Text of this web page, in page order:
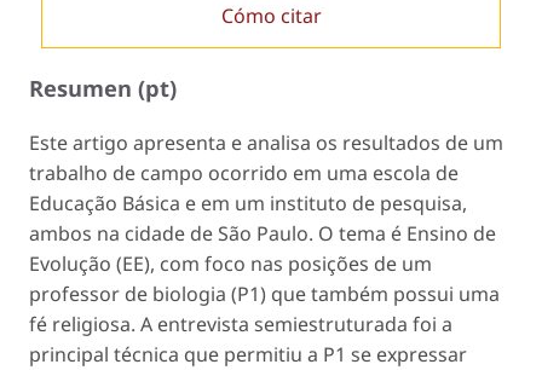
Cómo citar
Resumen (pt)
Este artigo apresenta e analisa os resultados de um
trabalho de campo ocorrido em uma escola de
Educação Básica e em um instituto de pesquisa,
ambos na cidade de São Paulo. O tema é Ensino de
Evolução (EE), com foco nas posições de um
professor de biologia (P1) que também possui uma
fé religiosa. A entrevista semiestruturada foi a
principal técnica que permitiu a P1 se expressar